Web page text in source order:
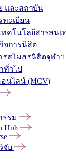
และสถาบัน
ทะเบียน
ทคโนโลยีสารสนเ
จการนิสิต
รสโมสรนิสิตจุฬาฯ
ทั่วไป
นไลน์ (MCV)
รรม
Hub
จัย